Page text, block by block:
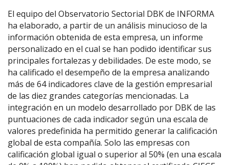
El equipo del Observatorio Sectorial DBK de INFORMA
ha elaborado, a partir de un análisis minucioso de la
información obtenida de esta empresa, un informe
personalizado en el cual se han podido identificar sus
principales fortalezas y debilidades. De este modo, se
ha calificado el desempeño de la empresa analizando
más de 64 indicadores clave de la gestión empresarial
de las diez grandes categorías mencionadas. La
integración en un modelo desarrollado por DBK de las
puntuaciones de cada indicador según una escala de
valores predefinida ha permitido generar la calificación
global de esta compañía. Solo las empresas con
calificación global igual o superior al 50% (en una escala